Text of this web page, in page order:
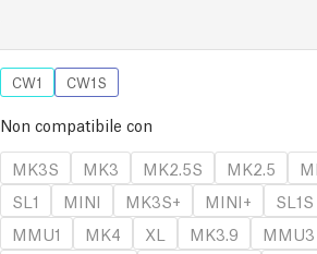
CW1 CW1S
Non compatibile con
MK3S
MK3 MK2.5S MK2.5
SL1
MINI MK3S+ MINI+ SL1S
MMU1
MK4 XL MK3.9 MMU3